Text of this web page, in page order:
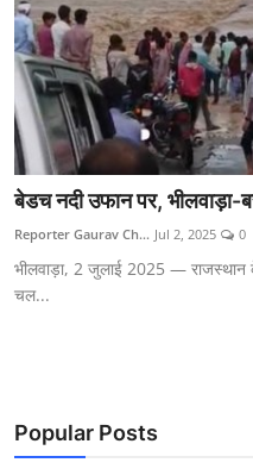
बेडच नदी उफान पर, भीलवाड़ा-
Reporter Gaurav Ch... Jul 2, 2025 0
भीलवाड़ा, 2 जुलाई 2025 — राजस्थान
चल...
Popular Posts